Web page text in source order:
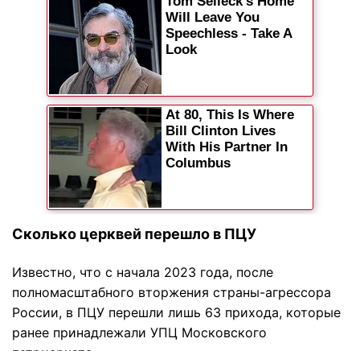
Сколько церквей перешло в ПЦУ
Известно, что с начала 2023 года, после
полномасштабного вторжения страны-агрессора
России, в ПЦУ перешли лишь 63 прихода, которые
ранее принадлежали УПЦ Московского